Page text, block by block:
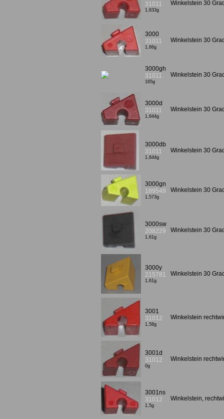
31011
1,633g
Winkelstein 30
3000
31011
1,66g
Winkelstein 30
3000gh
31011
165g
Winkelstein 30
3000d
31011
1,644g
Winkelstein 30
3000db
31011
1,644g
Winkelstein 30
3000gn
189549
1,573g
Winkelstein 30
3000sw
208229
1,61g
Winkelstein 30
3000y
215781
1,61g
Winkelstein 30
3001
31012
1,58g
Winkelstein
3001d
31012
0g
Winkelstein
3001ns
31012
1,5g
Winkelstein,